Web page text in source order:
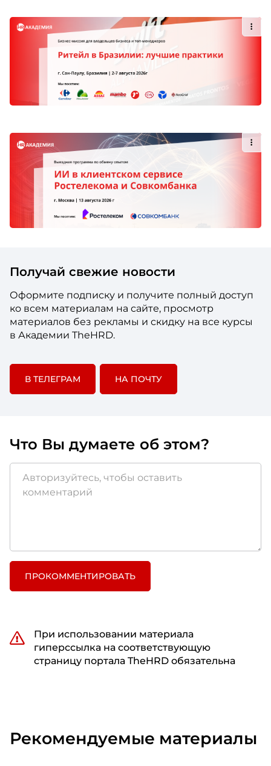
Получай свежие новости
Оформите подписку и получите полный доступ
ко всем материалам на сайте, просмотр
материалов без рекламы и скидку на все курсы
в Академии TheHRD.
В ТЕЛЕГРАМ НА ПОЧТУ
Что Вы думаете об этом?
ПРОКОММЕНТИРОВАТЬ
При использовании материала
гиперссылка на соответствующую
страницу портала TheHRD обязательна
Рекомендуемые материалы